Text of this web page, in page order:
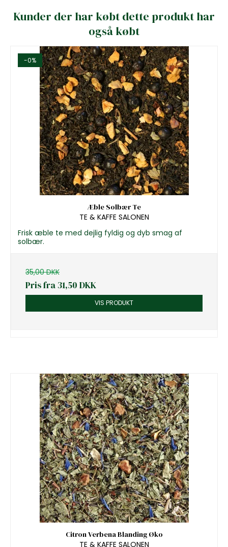
Kunder der har købt dette produkt har
også købt
-0%
Æble Solbær Te
TE & KAFFE SALONEN
Frisk æble te med dejlig fyldig og dyb smag af
solbær.
35,00 DKK
Pris fra31,50 DKK
VIS PRODUKT
Citron Verbena Blanding Øko
TE & KAFFE SALONEN